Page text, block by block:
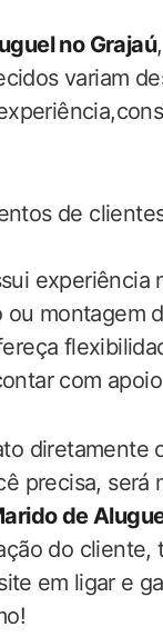
no Grajaú
variam
de
experiência⁢
montagem
com
diretamente
precisa, será
de
do​ cliente,
⁣em ligar​ e